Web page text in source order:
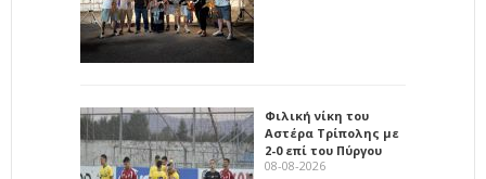
Φιλική νίκη του
Αστέρα Τρίπολης με
2-0 επί του Πύργου
08-08-2026